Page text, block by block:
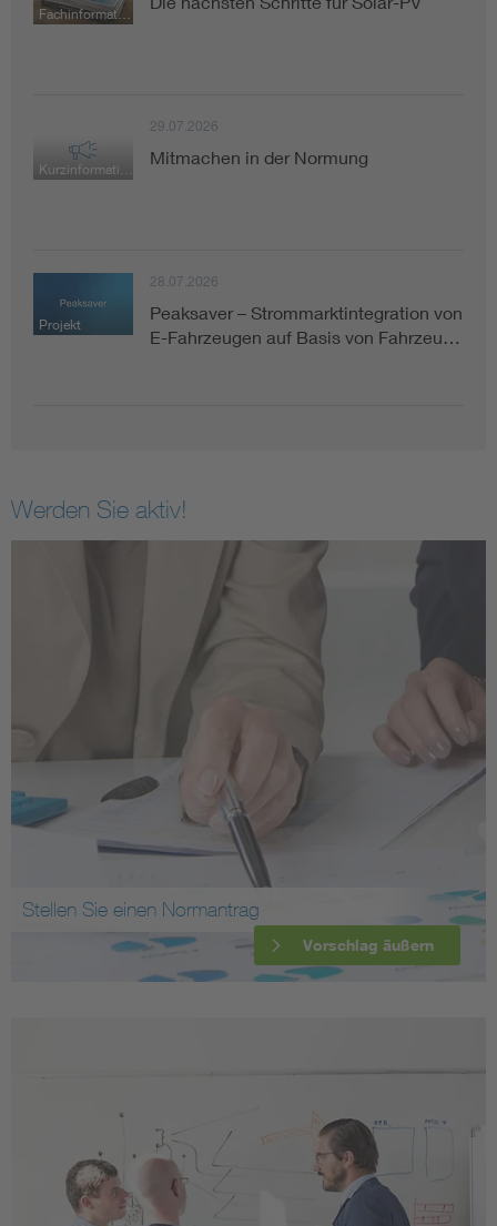
Fachinformation
29.07.2026
Mitmachen in der Normung
Projekt
28.07.2026
Peaksaver – Strommarktintegration von
E-Fahrzeugen auf Basis von Fahrzeu…
Werden Sie aktiv!
Stellen Sie einen Normantrag
Vorschlag äußern